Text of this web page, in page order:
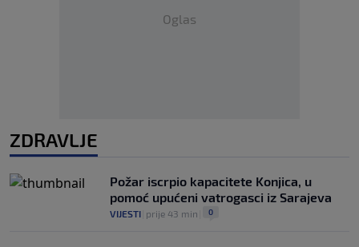
Oglas
ZDRAVLJE
Požar iscrpio kapacitete Konjica, u
pomoć upućeni vatrogasci iz Sarajeva
VIJESTI prije 43 min 0